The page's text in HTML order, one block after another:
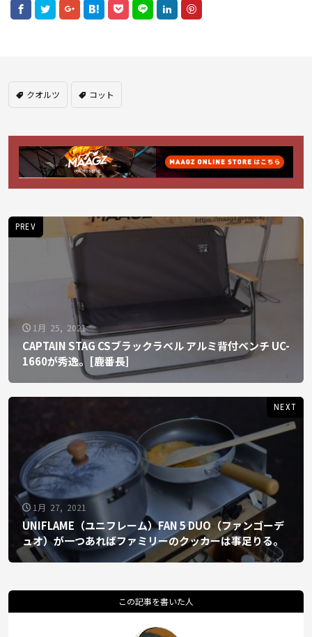
クオルツ コット
PREV
1月 25, 2021
CAPTAIN STAG CSブラックラベル アルミ背付ベンチ UC-
1660が秀逸。[鹿番長]
NEXT
1月 27, 2021
UNIFLAME（ユニフレーム）FAN 5 DUO（ファンゴーデ
ュオ）が一つあればファミリーのクッカーは事足りる。
この記事を書いた人